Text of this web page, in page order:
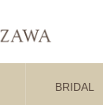
BRIDAL